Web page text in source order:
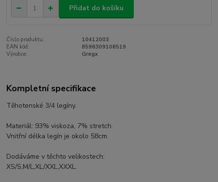
Přidat do košíku
Číslo produktu:
10412003
EAN kód:
8596309106519
Výrobce:
Gregx
Kompletní specifikace
Těhotenské 3/4 legíny.
Materiál: 93% viskoza, 7% stretch.
Vnitřní délka legín je okolo 58cm.
Dodáváme v těchto velikostech:
XS/S,M/L,XL/XXL,XXXL.